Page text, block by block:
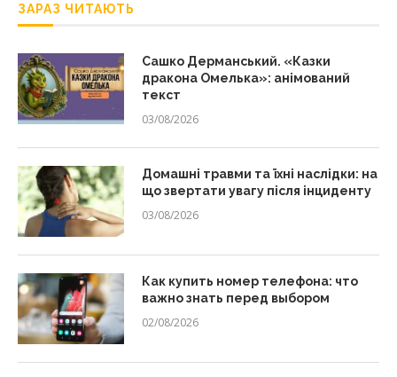
ЗАРАЗ ЧИТАЮТЬ
Сашко Дерманський. «Казки
дракона Омелька»: анімований
текст
03/08/2026
Домашні травми та їхні наслідки: на
що звертати увагу після інциденту
03/08/2026
Как купить номер телефона: что
важно знать перед выбором
02/08/2026